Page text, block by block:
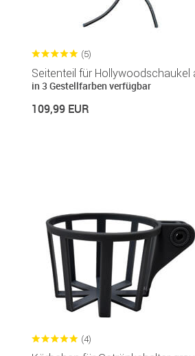
(5)
Seitenteil für Hollywoodschaukel
in 3 Gestellfarben verfügbar
109,99 EUR
(4)